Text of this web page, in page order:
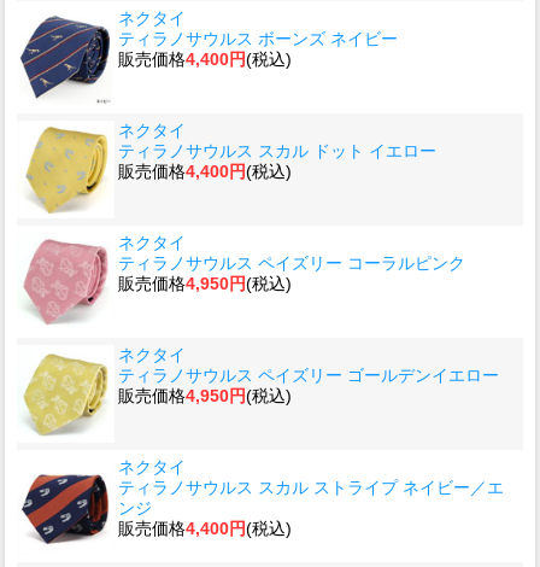
ネクタイ
ティラノサウルス ボーンズ ネイビー
販売価格4,400円(税込)
ネクタイ
ティラノサウルス スカル ドット イエロー
販売価格4,400円(税込)
ネクタイ
ティラノサウルス ペイズリー コーラルピンク
販売価格4,950円(税込)
ネクタイ
ティラノサウルス ペイズリー ゴールデンイエロー
販売価格4,950円(税込)
ネクタイ
ティラノサウルス スカル ストライプ ネイビー／エ
ンジ
販売価格4,400円(税込)